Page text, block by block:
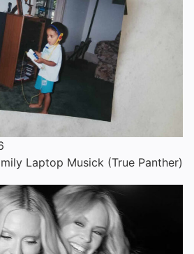
Laptop Musick (True Panther)